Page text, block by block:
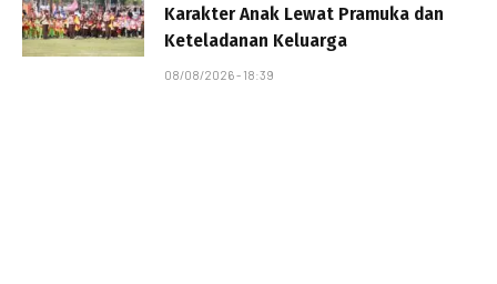
Karakter Anak Lewat Pramuka dan
Keteladanan Keluarga
08/08/2026 - 18:39